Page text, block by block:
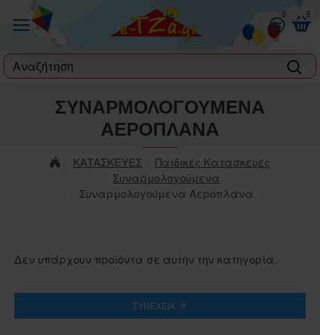
0 0
label
ΚΑΤΑΣΚΕΥΕΣ
Παιδικές Κατασκευές
Συναρμολογούμενα
Συναρμολογούμενα Αεροπλάνα
ΣΥΝΑΡΜΟΛΟΓΟΎΜΕΝΑ
ΑΕΡΟΠΛΆΝΑ
Δεν υπάρχουν προϊόντα σε αυτήν την κατηγορία.
ΣΥΝΈΧΕΙΑ